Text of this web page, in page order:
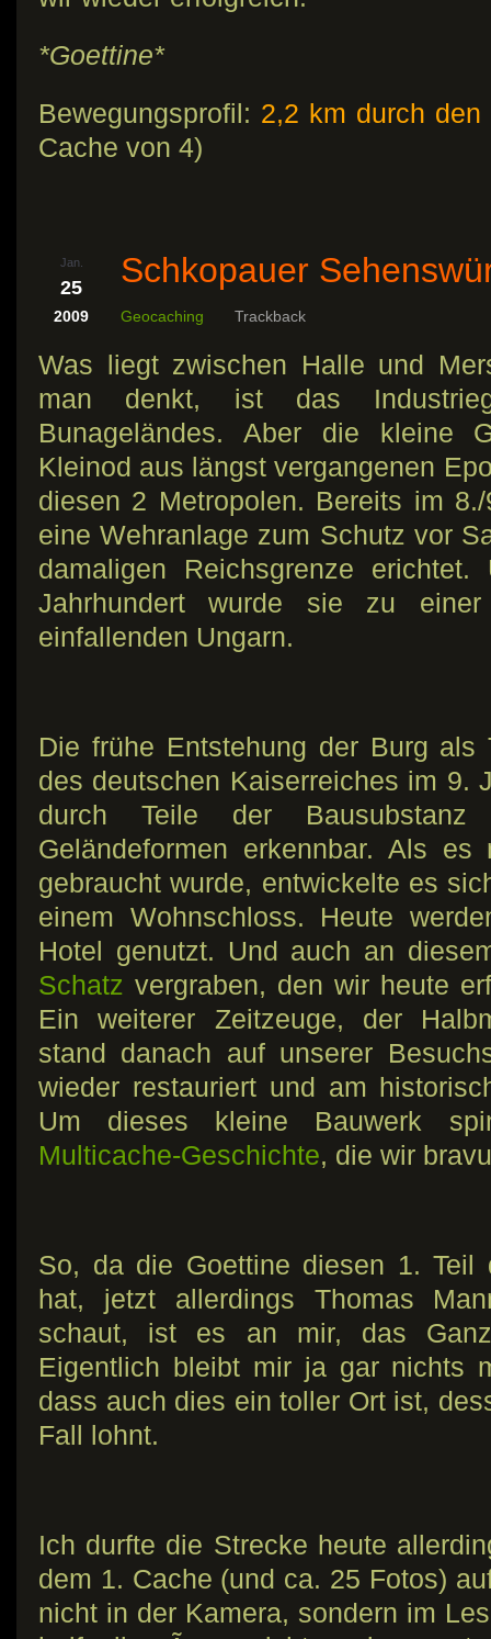
*Goettine*
Bewegungsprofil: 2,2 km durch den
Cache von 4)
Jan.
25
2009
Schkopauer
Geocaching Trackback
Was liegt zwischen Halle und
man denkt, ist das
Bunageländes. Aber die kleine
Kleinod aus längst vergangenen
diesen 2 Metropolen. Bereits im
eine Wehranlage zum Schutz vor
damaligen Reichsgrenze
Jahrhundert wurde sie zu
einfallenden Ungarn.
Die frühe Entstehung der Burg als
des deutschen Kaiserreiches im 9.
durch Teile der Bausubstanz
Geländeformen erkennbar. Als
gebraucht wurde, entwickelte es
einem Wohnschloss. Heute
Hotel genutzt. Und auch an
Schatz vergraben, den wir heute
Ein weiterer Zeitzeuge, der
stand danach auf unserer
wieder restauriert und am
Um dieses kleine Bauwerk
Multicache-Geschichte, die wir
So, da die Goettine diesen 1. Teil
hat, jetzt allerdings Thomas
schaut, ist es an mir, das
Eigentlich bleibt mir ja gar nichts
dass auch dies ein toller Ort ist,
Fall lohnt.
Ich durfte die Strecke heute
dem 1. Cache (und ca. 25 Fotos)
nicht in der Kamera, sondern im